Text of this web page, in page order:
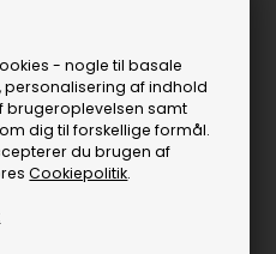
- nogle til basale
personalisering af indhold
brugeroplevelsen samt
dig til forskellige formål.
du brugen af
Cookiepolitik.